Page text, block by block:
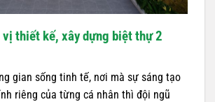
vị thiết kế, xây dựng biệt thự 2
gian sống tinh tế, nơi mà sự sáng tạo
riêng của từng cá nhân thì đội ngũ